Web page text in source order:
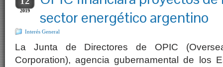
2019
sector energético argentino
Interés General
La Junta de Directores de OPIC
Corporation), agencia gubernamental de los